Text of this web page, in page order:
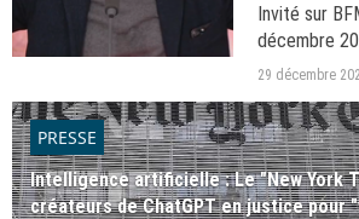
Invité sur
décembre
a évoqué les
une partie
29 décembre
PRESSE
Intelligence artificielle : Le "New York
créateurs de ChatGPT en justice pour